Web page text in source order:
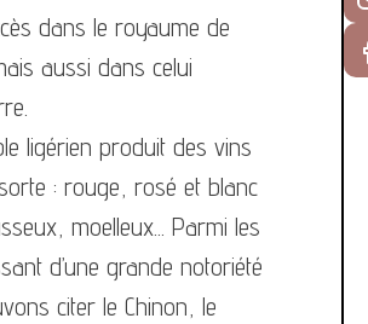
dans le royaume de
aussi dans celui
ligérien produit des vins
: rouge, rosé et blanc
moelleux... Parmi les
d’une grande notoriété
citer le Chinon, le